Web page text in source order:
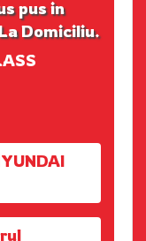
pus in
Domiciliu.